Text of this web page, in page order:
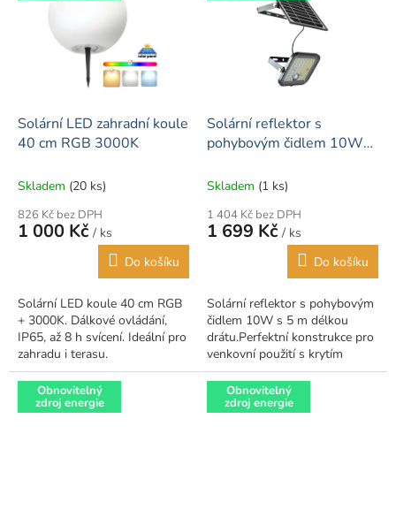
Solární LED zahradní koule
40 cm RGB 3000K
Skladem (20 ks)
826 Kč bez DPH
1 000 Kč / ks
Do košíku
Solární LED koule 40 cm RGB
+ 3000K. Dálkové ovládání,
IP65, až 8 h svícení. Ideální pro
zahradu i terasu.
Solární reflektor s
pohybovým čidlem 10W
Skladem (1 ks)
1 404 Kč bez DPH
1 699 Kč / ks
Do košíku
Solární reflektor s pohybovým
čidlem 10W s 5 m délkou
drátu.Perfektní konstrukce pro
venkovní použití s krytím
IP65.Vhodné pro cesty,
zahrady, terasy a podobná
venkovní prostředí.
Obnovitelný
zdroj energie
Obnovitelný
zdroj energie